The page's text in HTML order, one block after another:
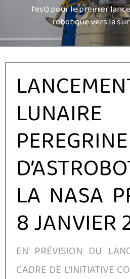
l'est) pour le premier
robotique vers la
PEREGRINE
LA NASA
8 JANVIER
EN PRÉVISION DU
CADRE DE L’INITIATIVE